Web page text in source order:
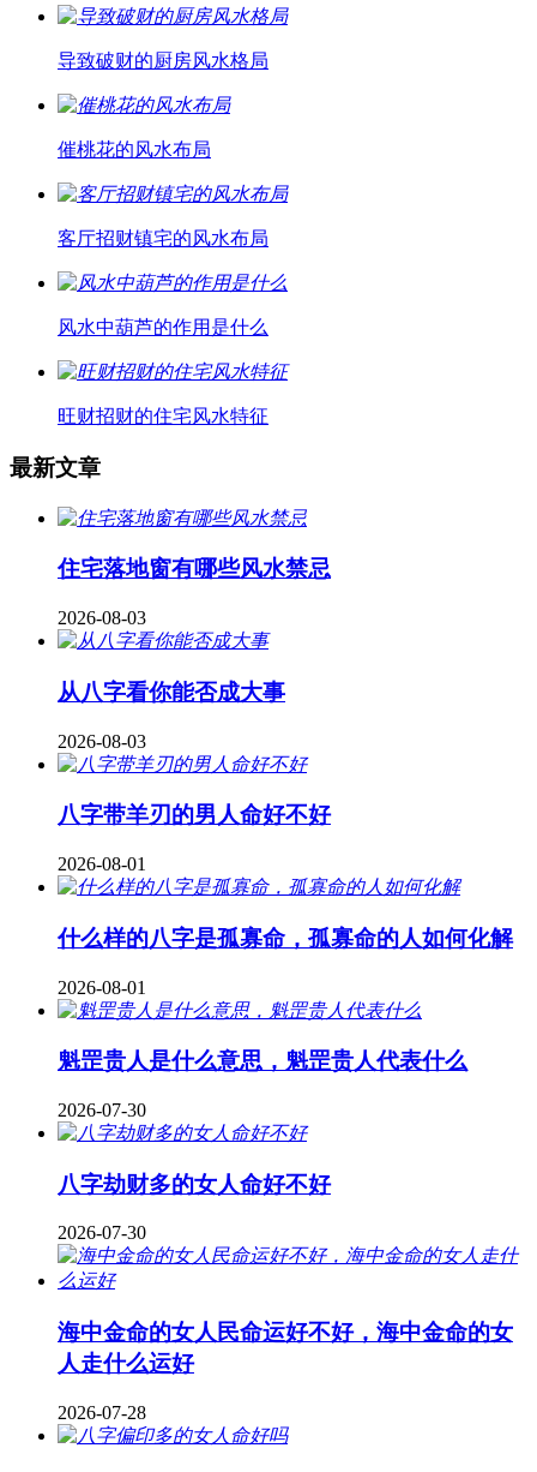
导致破财的厨房风水格局
催桃花的风水布局
客厅招财镇宅的风水布局
风水中葫芦的作用是什么
旺财招财的住宅风水特征
最新文章
住宅落地窗有哪些风水禁忌
2026-08-03
从八字看你能否成大事
2026-08-03
八字带羊刃的男人命好不好
2026-08-01
什么样的八字是孤寡命，孤寡命的人如何化解
2026-08-01
魁罡贵人是什么意思，魁罡贵人代表什么
2026-07-30
八字劫财多的女人命好不好
2026-07-30
海中金命的女人民命运好不好，海中金命的女
人走什么运好
2026-07-28